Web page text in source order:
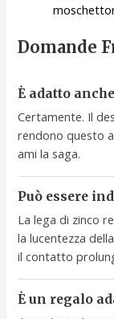
Domande
È adatto
Certamente. Il
rendono questo
ami la saga.
Può essere
La lega di zinco
la lucentezza
il contatto
È un regalo